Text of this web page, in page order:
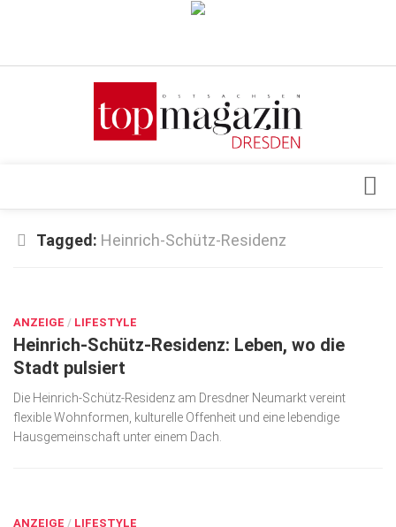
Verkaufsstellen
Top Gesundheitsforum Dresden / Ostsachsen
Geschäft
gesund & schön
Gesellschaft
Kunst & Kultur
Podcast
Tagged: Heinrich-Schütz-Residenz
ANZEIGE / LIFESTYLE
Heinrich-Schütz-Residenz: Leben, wo die
Stadt pulsiert
Die Heinrich-Schütz-Residenz am Dresdner Neu­markt vereint
flexible Wohnformen, kulturelle Offenheit und eine lebendige
Hausgemeinschaft unter einem Dach.
ANZEIGE / LIFESTYLE